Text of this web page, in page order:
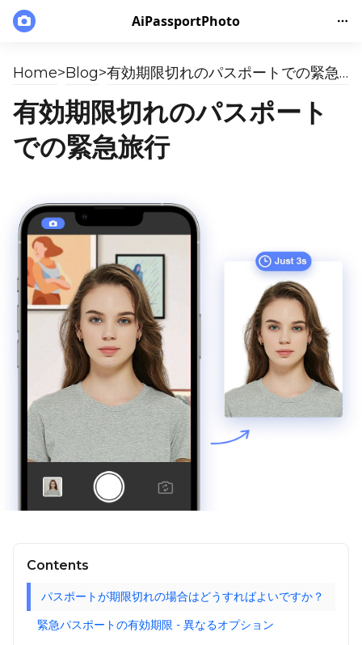
AiPassportPhoto
Home>Blog> 有効期限切れのパスポートでの緊急旅行
有効期限切れのパスポート
での緊急旅行
Contents
パスポートが期限切れの場合はどうすればよいですか？
緊急パスポートの有効期限 - 異なるオプション